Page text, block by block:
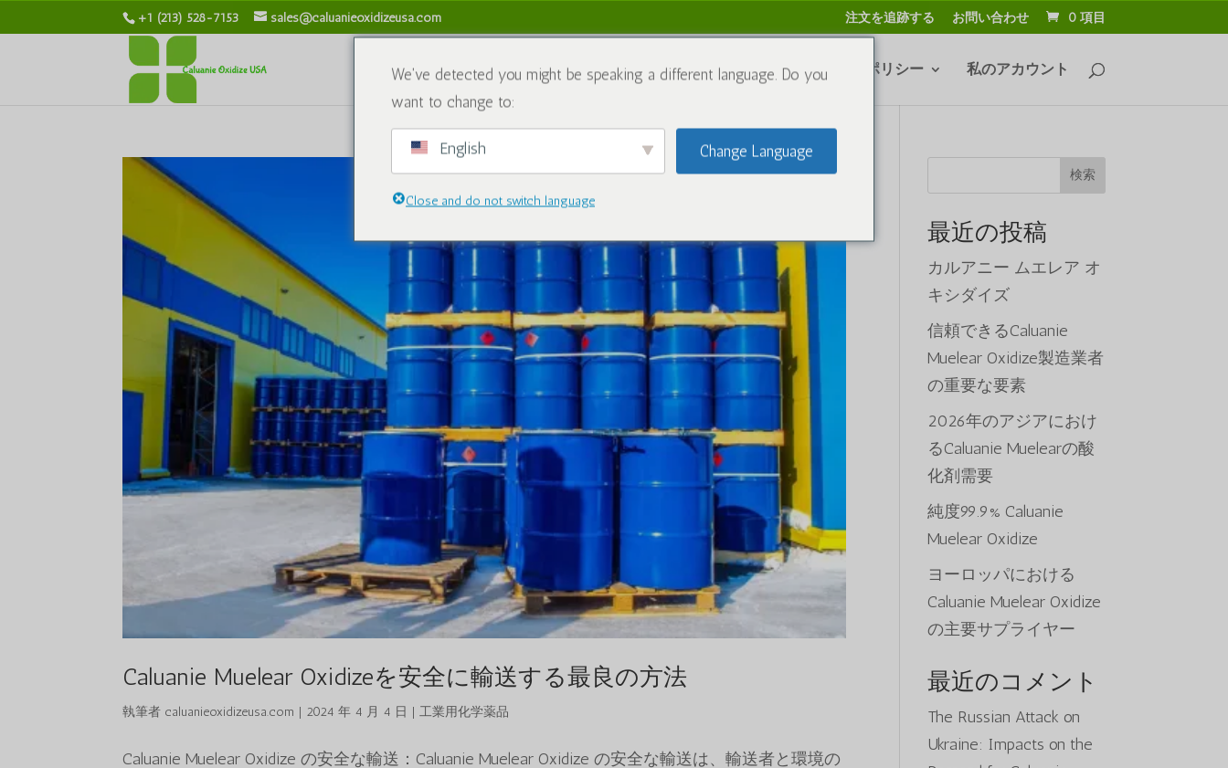
+1 (213) 528-7153 sales@caluanieoxidizeusa.com 注文を追跡する お問い合わせ 0 項目
私たちについて 化学薬品 ブログ お問い合わせ 返金および返品ポリシー 私のアカウント
Caluanie Muelear Oxidizeを安全に輸送する最良の方法
執筆者 caluanieoxidizeusa.com | 2024 年 4 月 4 日 |工業用化学薬品
Caluanie Muelear Oxidize の安全な輸送：Caluanie Muelear Oxidize の安全な輸送は、輸送者と環境の
検索
最近の投稿
カルアニー ムエレア オ
キシダイズ
信頼できるCaluanie
Muelear Oxidize製造業者
の重要な要素
2026年のアジアにおけ
るCaluanie Muelearの酸
化剤需要
純度99.9% Caluanie
Muelear Oxidize
ヨーロッパにおける
Caluanie Muelear Oxidize
の主要サプライヤー
最近のコメント
The Russian Attack on
Ukraine: Impacts on the
We've detected you might be speaking a different language. Do you
want to change to:
English Change Language
Close and do not switch language